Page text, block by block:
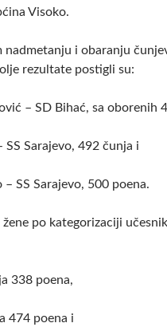
Visoko.
i obaranju
rezultate postigli su:
– SD Bihać, sa oborenih
Sarajevo, 492 čunja i
SS Sarajevo, 500 poena.
po kategorizaciji
338 poena,
474 poena i